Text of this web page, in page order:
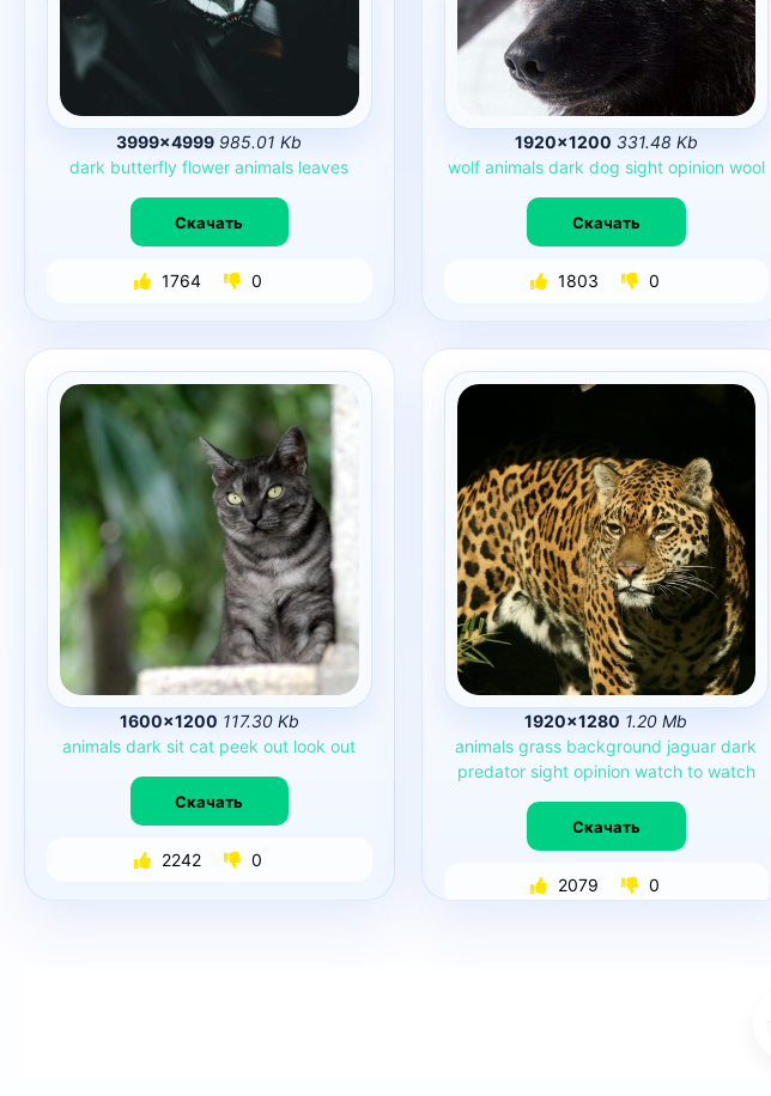
3999×4999 985.01 Kb
dark butterfly flower animals leaves
Скачать
1764 0
1920×1200 331.48 Kb
wolf animals dark dog sight opinion wool
Скачать
1803 0
1600×1200 117.30 Kb
animals dark sit cat peek out look out
Скачать
2242 0
1920×1280 1.20 Mb
animals grass background jaguar dark
predator sight opinion watch to watch
Скачать
2079 0